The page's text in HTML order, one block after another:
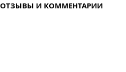
ОТЗЫВЫ И КОММЕНТАРИИ